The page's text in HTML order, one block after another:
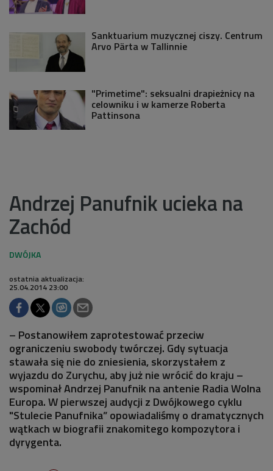
Sanktuarium muzycznej ciszy. Centrum
Arvo Pärta w Tallinnie
"Primetime": seksualni drapieżnicy na
celowniku i w kamerze Roberta
Pattinsona
Andrzej Panufnik ucieka na
Zachód
ostatnia aktualizacja:
25.04.2014 23:00
– Postanowiłem zaprotestować przeciw
ograniczeniu swobody twórczej. Gdy sytuacja
stawała się nie do zniesienia, skorzystałem z
wyjazdu do Zurychu, aby już nie wrócić do kraju –
wspominał Andrzej Panufnik na antenie Radia Wolna
Europa. W pierwszej audycji z Dwójkowego cyklu
"Stulecie Panufnika” opowiadaliśmy o dramatycznych
wątkach w biografii znakomitego kompozytora i
dyrygenta.